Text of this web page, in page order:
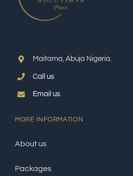
Maitama, Abuja Nigeria.
Call us
Email us
MORE INFORMATION
About us
Packages